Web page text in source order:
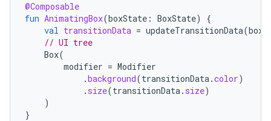
@Composable
fun AnimatingBox(boxState : BoxState)
{
val transitionData = updateTransitionData(
// UI tree
Box(
modifier = Modifier
.background(transitionData.color)
. size(transitionData. size)
)
}